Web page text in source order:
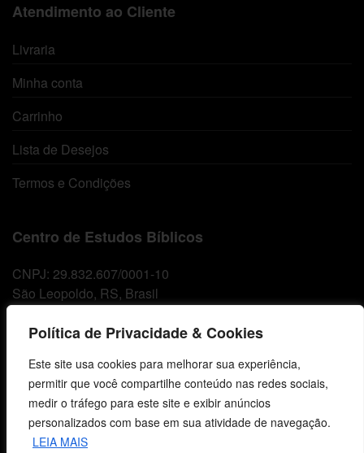
Política de Privacidade & Cookies
Este site usa cookies para melhorar sua experiência,
permitir que você compartilhe conteúdo nas redes sociais,
medir o tráfego para este site e exibir anúncios
personalizados com base em sua atividade de navegação.
LEIA MAIS
Atendimento ao Cliente
Livraria
Minha conta
Carrinho
Lista de Desejos
Termos e Condições
Centro de Estudos Bíblicos
CNPJ: 29.832.607/0001-10
São Leopoldo, RS, Brasil
E-mails
vendas@cebi.org.br
comunicacao@cebi.org.br